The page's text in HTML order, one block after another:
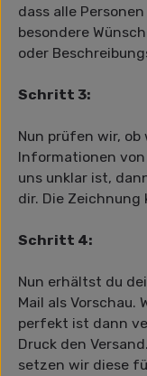
dass alle
besondere
oder
Schritt 3:
Nun prüfen wir,
Informationen
uns unklar ist,
dir. Die Zeichnung
Schritt 4:
Nun erhältst du
Mail als Vorschau.
perfekt ist dann
Druck den
setzen wir diese